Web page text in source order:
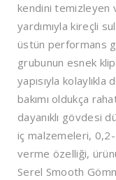
kendini temizleyen
yardımıyla kireçli
üstün performans
grubunun esnek
yapısıyla
bakımı oldukça
dayanıklı gövdesi
iç malzemeleri,
verme özelliği,
Serel Smooth